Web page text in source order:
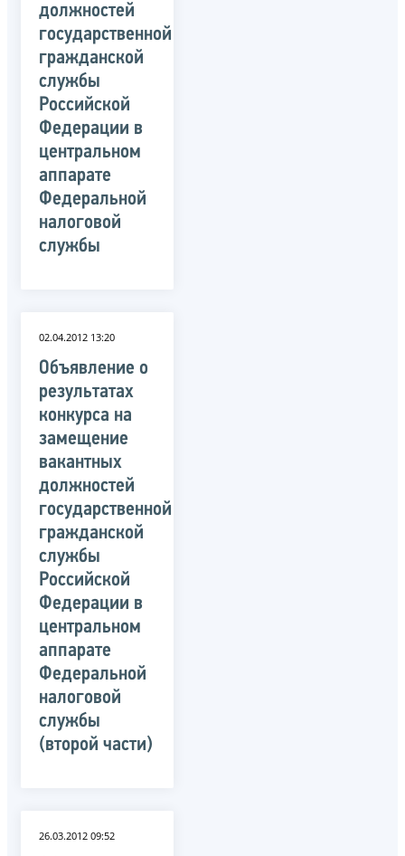
должностей
государственной
гражданской
службы
Российской
Федерации в
центральном
аппарате
Федеральной
налоговой
службы
02.04.2012 13:20
Объявление о
результатах
конкурса на
замещение
вакантных
должностей
государственной
гражданской
службы
Российской
Федерации в
центральном
аппарате
Федеральной
налоговой
службы
(второй части)
26.03.2012 09:52